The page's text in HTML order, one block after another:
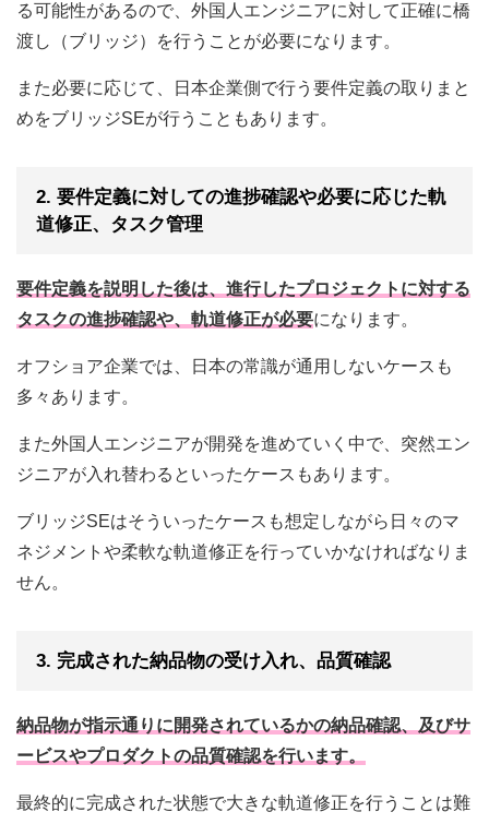
る可能性があるので、外国人エンジニアに対して正確に橋
渡し（ブリッジ）を行うことが必要になります。
また必要に応じて、日本企業側で行う要件定義の取りまと
めをブリッジSEが行うこともあります。
2. 要件定義に対しての進捗確認や必要に応じた軌
道修正、タスク管理
要件定義を説明した後は、進行したプロジェクトに対する
タスクの進捗確認や、軌道修正が必要になります。
オフショア企業では、日本の常識が通用しないケースも
多々あります。
また外国人エンジニアが開発を進めていく中で、突然エン
ジニアが入れ替わるといったケースもあります。
ブリッジSEはそういったケースも想定しながら日々のマ
ネジメントや柔軟な軌道修正を行っていかなければなりま
せん。
3. 完成された納品物の受け入れ、品質確認
納品物が指示通りに開発されているかの納品確認、及びサ
ービスやプロダクトの品質確認を行います。
最終的に完成された状態で大きな軌道修正を行うことは難